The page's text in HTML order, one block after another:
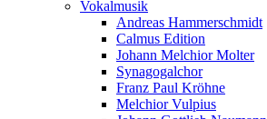
Vokalmusik
Andreas Hammerschmidt
Calmus Edition
Johann Melchior Molter
Synagogalchor
Franz Paul Kröhne
Melchior Vulpius